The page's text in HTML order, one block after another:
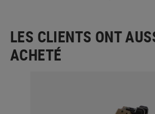
LES CLIENTS ONT
ACHETÉ